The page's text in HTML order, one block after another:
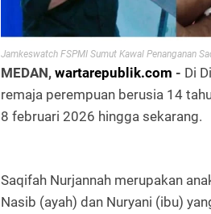
Jamkeswatch FSPMI Sumut Kawal Penanganan
MEDAN, wartarepublik.com - Di
remaja perempuan berusia 14
8 februari 2026 hingga sekarang.
Saqifah Nurjannah merupakan
Nasib (ayah) dan Nuryani (ibu)